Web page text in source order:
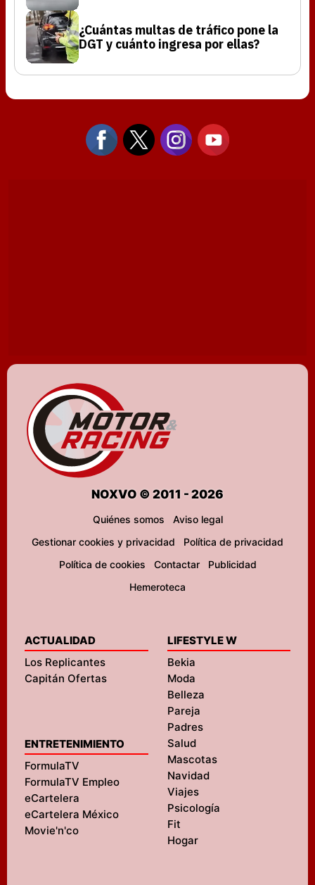
¿Cuántas multas de tráfico pone la
DGT y cuánto ingresa por ellas?
NOXVO © 2011 - 2026
Quiénes somos
Aviso legal
Gestionar cookies y privacidad
Política de privacidad
Política de cookies
Contactar
Publicidad
Hemeroteca
ACTUALIDAD
Los Replicantes
Capitán Ofertas
ENTRETENIMIENTO
FormulaTV
FormulaTV Empleo
eCartelera
eCartelera México
Movie'n'co
LIFESTYLE W
Bekia
Moda
Belleza
Pareja
Padres
Salud
Mascotas
Navidad
Viajes
Psicología
Fit
Hogar